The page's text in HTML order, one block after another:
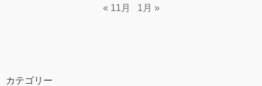
« 11月 1月 »
カテゴリー